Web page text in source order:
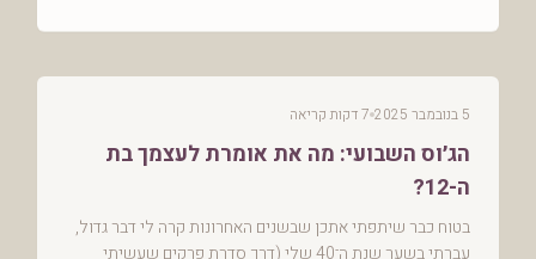
5 בנובמבר 2025 7 דקות קריאה
הג׳וס השבועי: מה את אומרת לעצמך בת
ה-12?
בטוח כבר שיתפתי אתכן שבשנים האחרונות קרה לי דבר גדול,
עברתי בשער שנת ה־40 שלי (דרך סדרת פרקים שעשיתי